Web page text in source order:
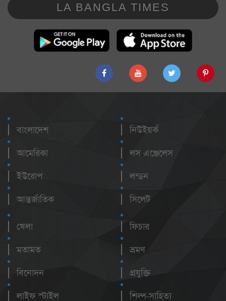
LA BANGLA TIMES
বাংলাদেশ
আমেরিকা
ইউরোপ
আন্তর্জাতিক
নিউইয়র্ক
লস এঞ্জেলেস
লন্ডন
সিলেট
খেলা
মতামত
বিনোদন
লাইফ স্টাইল
ফিচার
ভ্রমণ
প্রযুক্তি
শিল্প-সাহিত্য